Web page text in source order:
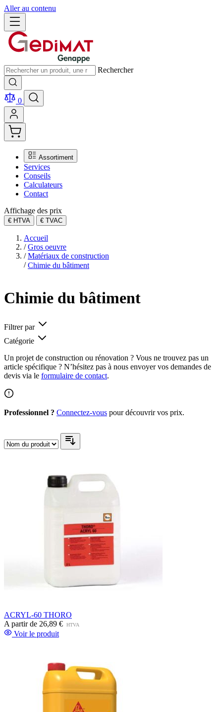
Aller au contenu
Rechercher
0
Assortiment
Services
Conseils
Calculateurs
Contact
Affichage des prix
€ HTVA € TVAC
Accueil
/ Gros oeuvre
/ Matériaux de construction
/ Chimie du bâtiment
Chimie du bâtiment
Filtrer par
Catégorie
Un projet de construction ou rénovation ? Vous ne trouvez pas un
article spécifique ? N’hésitez pas à nous envoyer vos demandes de
devis via le formulaire de contact.
Professionnel ? Connectez-vous pour découvrir vos prix.
ACRYL-60 THORO
A partir de 26,89 € HTVA
Voir le produit